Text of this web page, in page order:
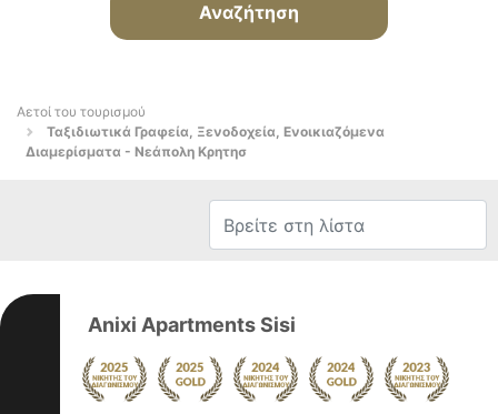
Αναζήτηση
Αετοί του τουρισμού
Ταξιδιωτικά Γραφεία, Ξενοδοχεία, Ενοικιαζόμενα
Διαμερίσματα - Νεάπολη Κρητησ
Anixi Apartments Sisi